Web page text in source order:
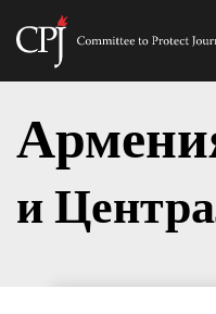
Skip
content
и